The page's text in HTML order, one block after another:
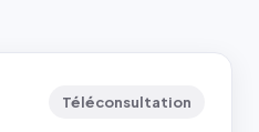
Téléconsultation